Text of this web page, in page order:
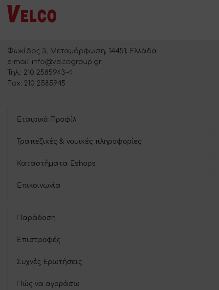
Φωκίδος 3, Μεταμόρφωση, 14451, Ελλάδα
e-mail: info@velcogroup.gr
Τηλ.: 210 2585943-4
Fax: 210 2585945
Εταιρικό Προφίλ
Τραπεζικές & νομικές πληροφορίες
Καταστήματα Eshops
Επικοινωνία
Παράδοση
Επιστροφές
Συχνές Ερωτήσεις
Πώς να αγοράσω